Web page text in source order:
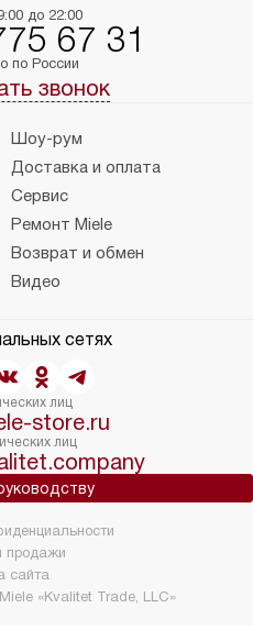
до 22:00
67 31
по России
звонок
Шоу-рум
Доставка и оплата
Сервис
Ремонт Miele
Возврат и обмен
Видео
сетях
лиц
store.ru
лиц
«Kvalitet Trade, LLC»
продажи
сайта